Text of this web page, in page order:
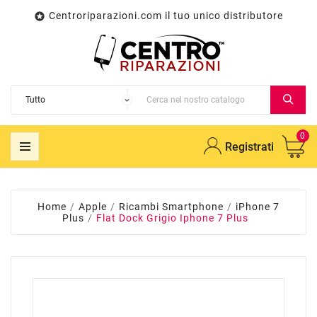
 Centroriparazioni.com il tuo unico distributore
Registrati
0
Home Apple Ricambi Smartphone
iPhone 7
Plus
Flat Dock Grigio Iphone 7 Plus